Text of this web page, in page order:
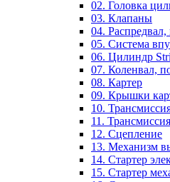
02. Головка
03. Клапаны
04.
05. Система
06. Цилиндр
07. Коленвал,
08. Картер
09. Крышки
10.
11.
12. Сцепление
13. Механизм
14. Стартер
15. Стартер